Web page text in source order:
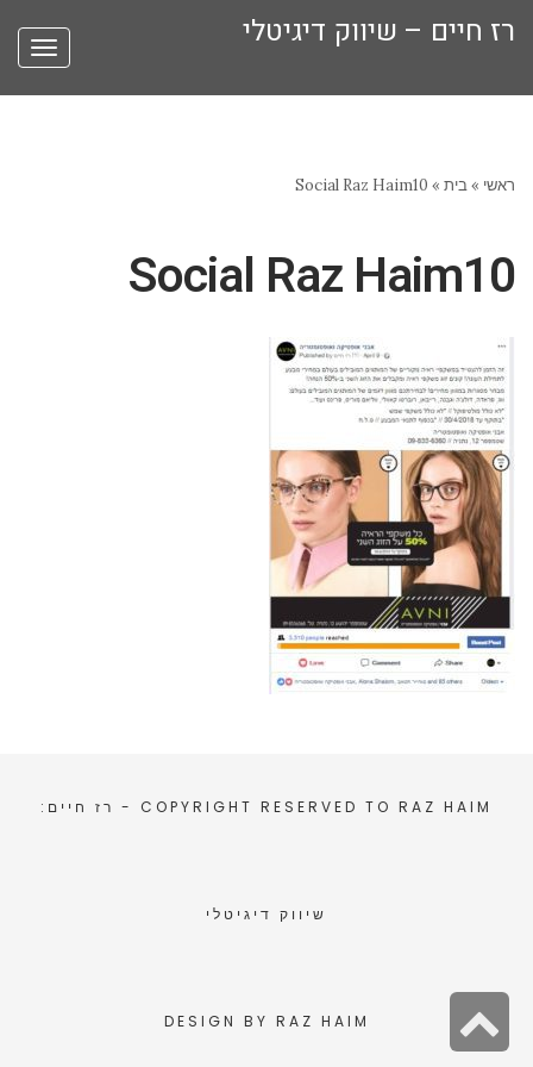
רז חיים – שיווק דיגיטלי
ראשי »בית »
Social Raz Haim10
Social Raz Haim10
COPYRIGHT RESERVED TO RAZ HAIM - רז חיים:
שיווק דיגיטלי
DESIGN BY RAZ HAIMגלילה